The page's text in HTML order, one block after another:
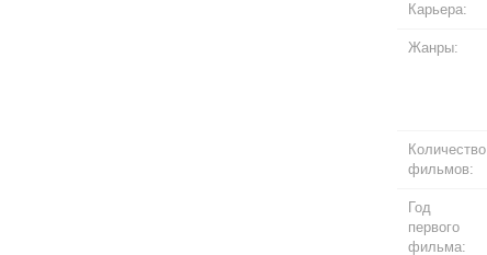
Карьера:
Жанры:
Количество
фильмов:
Год
первого
фильма: